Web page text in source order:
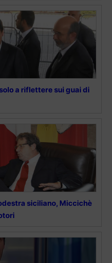
a riflettere sui guai di
siciliano, Miccichè